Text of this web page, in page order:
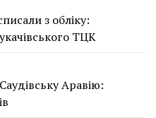
з обліку:
ТЦК
Аравію: